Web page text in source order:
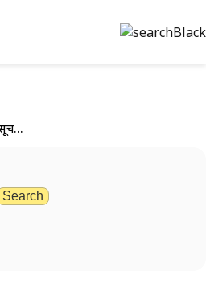
एचपीएससी एचसीएस न्यायिक अधिसूचना 2024, 174 पदों हेतु जारी: आवेदन करें
Search